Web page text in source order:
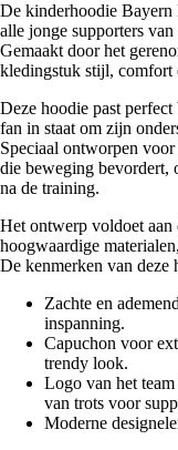
De kinderhoodie Bayern
alle jonge supporters
Gemaakt door het
kledingstuk stijl, comfort
Deze hoodie past
fan in staat om zijn
Speciaal ontworpen
die beweging bevordert,
na de training.
Het ontwerp voldoet aan
hoogwaardige
De kenmerken van deze
Zachte en
inspanning.
Capuchon voor
trendy look.
Logo van het
van trots voor
Moderne